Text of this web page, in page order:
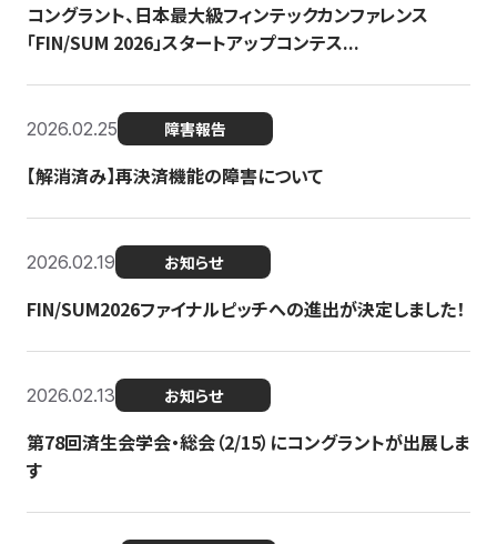
コングラント、日本最大級フィンテックカンファレンス
「FIN/SUM 2026」スタートアップコンテス...
2026.02.25 障害報告
【解消済み】再決済機能の障害について
2026.02.19 お知らせ
FIN/SUM2026ファイナルピッチへの進出が決定しました！
2026.02.13 お知らせ
第78回済生会学会・総会（2/15）にコングラントが出展しま
す